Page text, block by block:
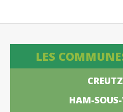
LES
HAM-